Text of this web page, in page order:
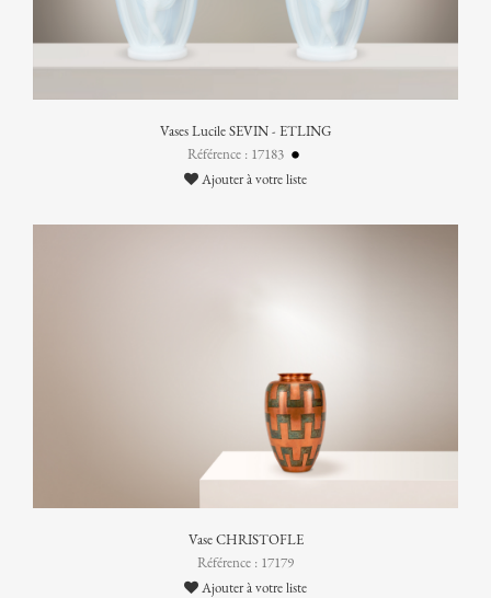
Vases Lucile SEVIN - ETLING
Référence : 17183
Ajouter à votre liste
Vase CHRISTOFLE
Référence : 17179
Ajouter à votre liste